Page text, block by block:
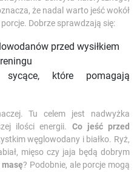
że nadal warto jeść wokół
Dobrze sprawdzają się:
przed wysiłkiem
które pomagają
Tu celem jest nadwyżka
ilości energii. Co jeść przed
węglowodany i białko. Ryż,
mięso czy jaja będą dobrym
masę? Podobnie, ale porcje mogą